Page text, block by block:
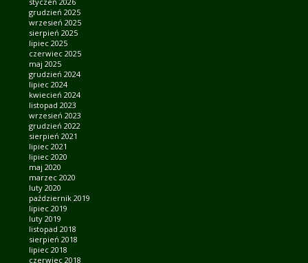
grudzień 2025
wrzesień 2025
sierpień 2025
lipiec 2025
czerwiec 2025
maj 2025
grudzień 2024
lipiec 2024
kwiecień 2024
listopad 2023
wrzesień 2023
grudzień 2022
sierpień 2021
lipiec 2021
lipiec 2020
maj 2020
marzec 2020
luty 2020
październik 2019
lipiec 2019
luty 2019
listopad 2018
sierpień 2018
lipiec 2018
czerwiec 2018